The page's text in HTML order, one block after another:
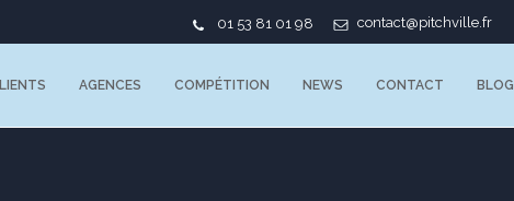
01 53 81 01 98 contact@pitchville.fr
AGENCES COMPÉTITION NEWS CONTACT BLOG